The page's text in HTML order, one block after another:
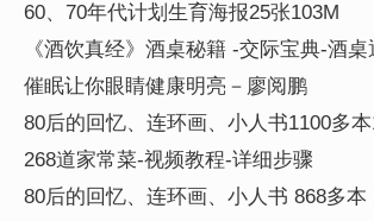
60、70年代计划生育海报25张103M
《酒饮真经》酒桌秘籍 -交际宝典-酒
PDF图文版
催眠让你眼睛健康明亮－廖阅鹏
80后的回忆、连环画、小人书1100多
268道家常菜-视频教程-详细步骤
80后的回忆、连环画、小人书 868多本